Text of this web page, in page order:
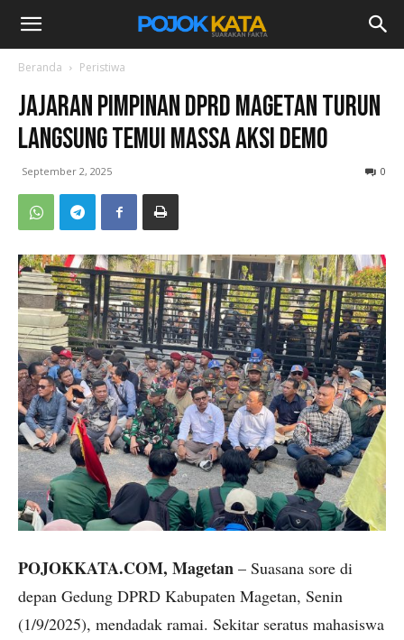
Beranda Peristiwa
Jajaran Pimpinan DPRD Magetan Turun
Langsung Temui Massa Aksi Demo
September 2, 2025 0
POJOKKATA.COM, Magetan – Suasana sore di
depan Gedung DPRD Kabupaten Magetan, Senin
(1/9/2025), mendadak ramai. Sekitar seratus mahasiswa